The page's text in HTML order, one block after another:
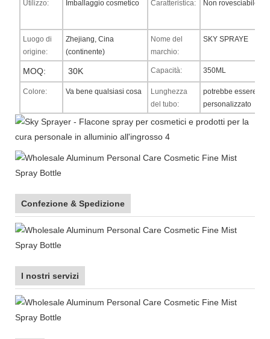
Utilizzo: Imballaggio cosmetico Caratteristica: Non rovesciabile
Luogo di
origine:
Zhejiang, Cina
(continente)
Nome del
marchio:
SKY SPRAYE
MOQ: 30K Capacità: 350ML
Colore: Va bene qualsiasi cosa
Lunghezza
del tubo:
potrebbe essere
personalizzato
Confezione & Spedizione
I nostri servizi